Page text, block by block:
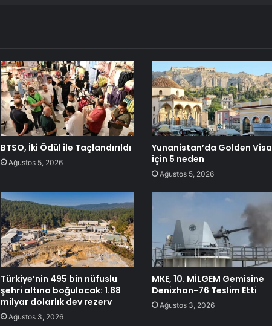
BTSO, İki Ödül ile Taçlandırıldı
Ağustos 5, 2026
Yunanistan’da Golden Visa
için 5 neden
Ağustos 5, 2026
Türkiye’nin 495 bin nüfuslu
şehri altına boğulacak: 1.88
milyar dolarlık dev rezerv
Ağustos 3, 2026
MKE, 10. MİLGEM Gemisine
Denizhan-76 Teslim Etti
Ağustos 3, 2026